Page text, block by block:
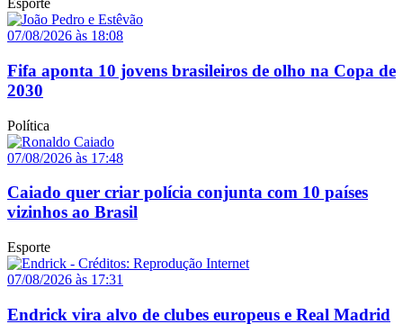
Esporte
07/08/2026 às 18:08
Fifa aponta 10 jovens brasileiros de olho na Copa de
2030
Política
07/08/2026 às 17:48
Caiado quer criar polícia conjunta com 10 países
vizinhos ao Brasil
Esporte
07/08/2026 às 17:31
Endrick vira alvo de clubes europeus e Real Madrid